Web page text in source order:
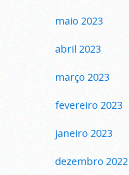
maio 2023
abril 2023
março 2023
fevereiro 2023
janeiro 2023
dezembro 2022